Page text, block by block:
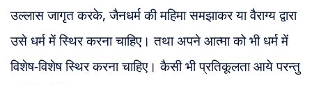
उल्लास जागृत करके, जैनधर्म की महिमा समझाकर या वैराग्य द्वारा
उसे धर्म में स्थिर करना चाहिए। तथा अपने आत्मा को भी धर्म में
विशेष-विशेष स्थिर करना चाहिए। कैसी भी प्रतिकूलता आये परन्तु